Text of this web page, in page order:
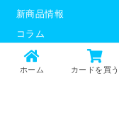
ホーム カードを買う
新商品情報
コラム
環境
デッキレシピ